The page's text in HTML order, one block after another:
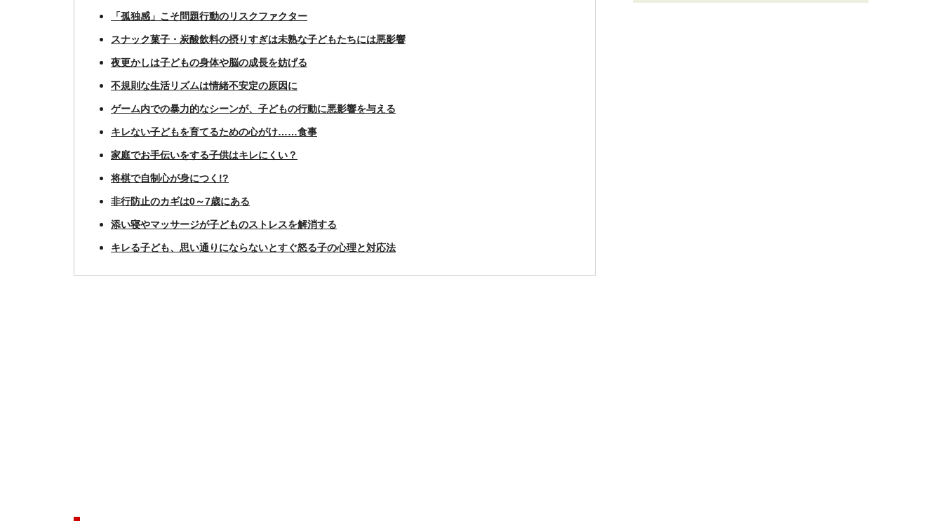
「孤独感」こそ問題行動のリスクファクター
スナック菓子・炭酸飲料の摂りすぎは未熟な子どもたちには悪影響
夜更かしは子どもの身体や脳の成長を妨げる
不規則な生活リズムは情緒不安定の原因に
ゲーム内での暴力的なシーンが、子どもの行動に悪影響を与える
キレない子どもを育てるための心がけ……食事
家庭でお手伝いをする子供はキレにくい？
将棋で自制心が身につく!?
非行防止のカギは0～7歳にある
添い寝やマッサージが子どものストレスを解消する
キレる子ども、思い通りにならないとすぐ怒る子の心理と対応法